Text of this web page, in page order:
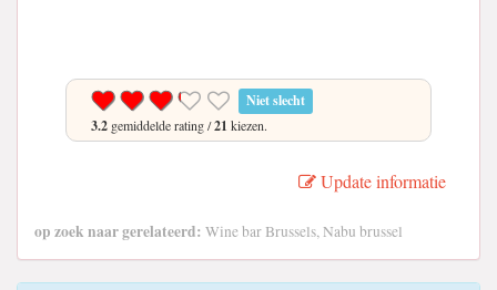
Niet slecht
3.2 gemiddelde rating /21 kiezen.
Update informatie
op zoek naar gerelateerd: Wine bar Brussels, Nabu brussel